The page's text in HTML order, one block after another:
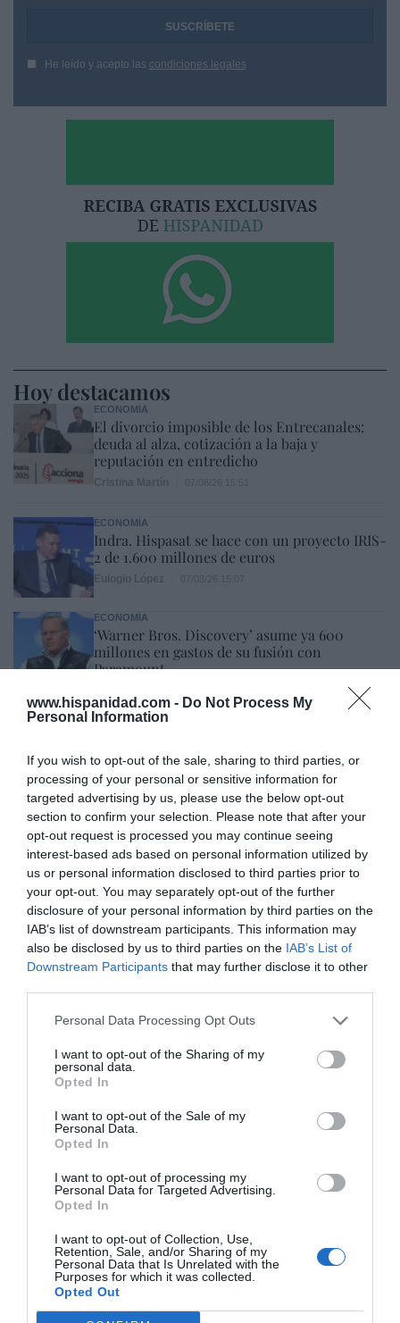
www.hispanidad.com - Do Not Process My
Personal Information
If you wish to opt-out of the sale, sharing to third parties, or
processing of your personal or sensitive information for
targeted advertising by us, please use the below opt-out
section to confirm your selection. Please note that after your
opt-out request is processed you may continue seeing
interest-based ads based on personal information utilized by
us or personal information disclosed to third parties prior to
your opt-out. You may separately opt-out of the further
disclosure of your personal information by third parties on the
IAB’s list of downstream participants. This information may
also be disclosed by us to third parties on the IAB’s List of
Downstream Participants that may further disclose it to other
Personal Data Processing Opt Outs
I want to opt-out of the Sharing of my
personal data.
Opted In
I want to opt-out of the Sale of my
Personal Data.
Opted In
I want to opt-out of processing my
Personal Data for Targeted Advertising.
Opted In
I want to opt-out of Collection, Use,
Retention, Sale, and/or Sharing of my
Personal Data that Is Unrelated with the
Purposes for which it was collected.
Opted Out
He leído y acepto las condiciones legales
Hoy destacamos
ECONOMÍA
El divorcio imposible de los Entrecanales:
deuda al alza, cotización a la baja y
reputación en entredicho
ECONOMÍA
Indra. Hispasat se hace con un proyecto IRIS-
2 de 1.600 millones de euros
ECONOMÍA
‘Warner Bros. Discovery’ asume ya 600
millones en gastos de su fusión con
Paramount
del peor fondo posible: Apollo... pero no
podrá hacerse con el control total
Cristina Martín 07/08/26 14:09
INTERNACIONAL
Venezuela. Comienza el diálogo entre
chavismo y un sector de la oposición, pero
los venezolanos quieren a Corina
José Ángel Gutiérrez
ECONOMÍA
El ‘gran’ logro del ministro Puente: los
usuarios de tren de alta velocidad caen un
15,5% hasta junio
Cristina Martín 07/08/26 12:37
Ataque cristianófobo en la muy ‘woke’ ciudad
de Nueva York: destrozan una imagen de la
Redacción 07/08/26 11:46
Marcelo Gullo: “El trabajo de desmitificar la
historia, de poner la verdadera, de
desmontar la falsificación, es un trabajo
cristiano"
por Hispanidad
Artículos anteriores